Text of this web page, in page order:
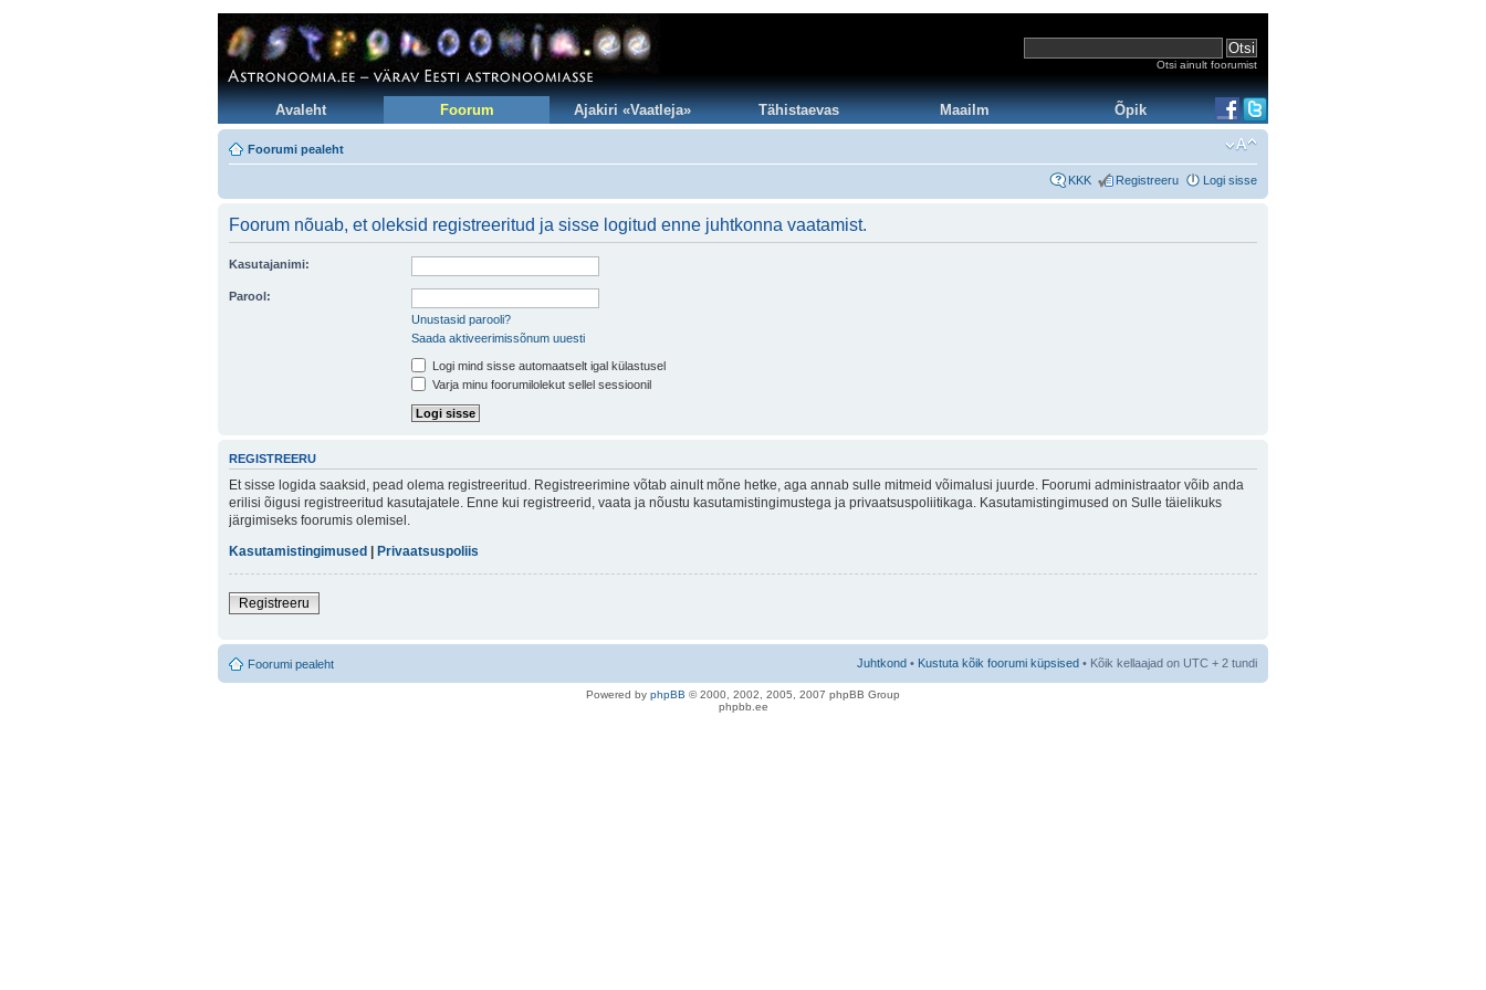
Otsi ainult foorumist
Avaleht Foorum Ajakiri «Vaatleja» Tähistaevas Maailm Õpik
Foorumi pealeht
KKK Registreeru Logi sisse
Foorum nõuab, et oleksid registreeritud ja sisse logitud enne juhtkonna vaatamist.
Kasutajanimi:
Parool:
Unustasid parooli?
Saada aktiveerimissõnum uuesti
Logi mind sisse automaatselt igal külastusel
Varja minu foorumilolekut sellel sessioonil
REGISTREERU
Et sisse logida saaksid, pead olema registreeritud. Registreerimine võtab ainult mõne hetke, aga annab sulle mitmeid võimalusi juurde. Foorumi administraator võib anda
erilisi õigusi registreeritud kasutajatele. Enne kui registreerid, vaata ja nõustu kasutamistingimustega ja privaatsuspoliitikaga. Kasutamistingimused on Sulle täielikuks
järgimiseks foorumis olemisel.
Kasutamistingimused | Privaatsuspoliis
Registreeru
Foorumi pealeht Juhtkond • Kustuta kõik foorumi küpsised • Kõik kellaajad on UTC + 2 tundi
Powered by phpBB © 2000, 2002, 2005, 2007 phpBB Group
phpbb.ee